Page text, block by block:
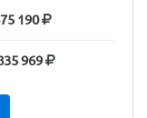
190
969